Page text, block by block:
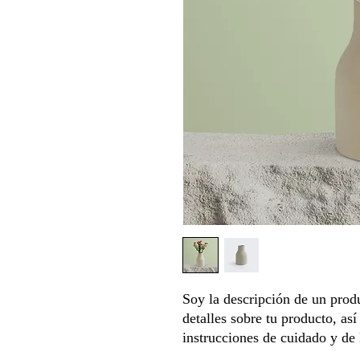
Soy la descripción de un
detalles sobre tu producto,
instrucciones de cuidado y